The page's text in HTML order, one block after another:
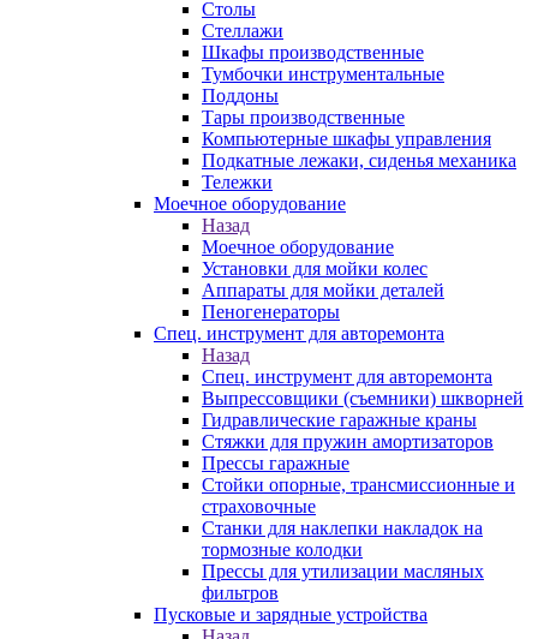
Столы
Стеллажи
Шкафы производственные
Тумбочки инструментальные
Поддоны
Тары производственные
Компьютерные шкафы управления
Подкатные лежаки, сиденья механика
Тележки
Моечное оборудование
Назад
Моечное оборудование
Установки для мойки колес
Аппараты для мойки деталей
Пеногенераторы
Спец. инструмент для авторемонта
Назад
Спец. инструмент для авторемонта
Выпрессовщики (съемники) шкворней
Гидравлические гаражные краны
Стяжки для пружин амортизаторов
Прессы гаражные
Стойки опорные, трансмиссионные и
страховочные
Станки для наклепки накладок на
тормозные колодки
Прессы для утилизации масляных
фильтров
Пусковые и зарядные устройства